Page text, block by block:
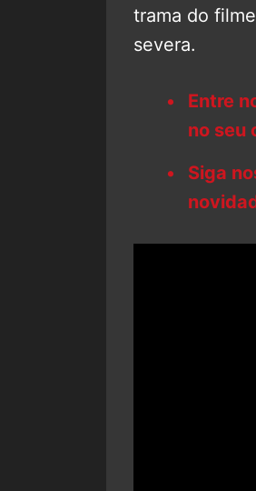
trama do
severa.
Entre
no seu
Siga